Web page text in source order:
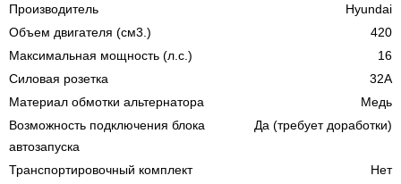
Производитель
Hyundai
Объем двигателя (см3.)
420
Максимальная мощность (л.с.)
16
Силовая розетка
32A
Материал обмотки альтернатора
Медь
Возможность подключения блока
автозапуска
Да (требует доработки)
Транспортировочный комплект
Нет